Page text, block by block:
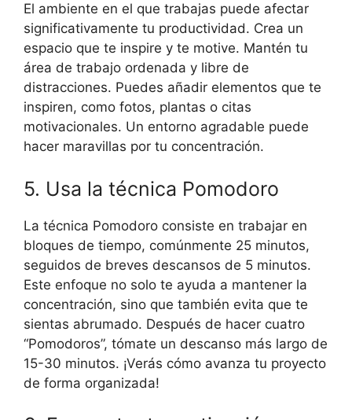
El ambiente en el que trabajas puede afectar
significativamente tu productividad. Crea un
espacio que te inspire y te motive. Mantén tu
área de trabajo ordenada y libre de
distracciones. Puedes añadir elementos que te
inspiren, como fotos, plantas o citas
motivacionales. Un entorno agradable puede
hacer maravillas por tu concentración.
5. Usa la técnica Pomodoro
La técnica Pomodoro consiste en trabajar en
bloques de tiempo, comúnmente 25 minutos,
seguidos de breves descansos de 5 minutos.
Este enfoque no solo te ayuda a mantener la
concentración, sino que también evita que te
sientas abrumado. Después de hacer cuatro
“Pomodoros”, tómate un descanso más largo de
15-30 minutos. ¡Verás cómo avanza tu proyecto
de forma organizada!